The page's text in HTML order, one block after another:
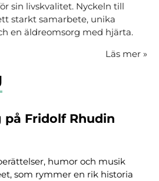
sin livskvalitet. Nyckeln till
starkt samarbete, unika
en äldreomsorg med hjärta.
Läs mer »
på Fridolf Rhudin
humor och musik
som rymmer en rik historia